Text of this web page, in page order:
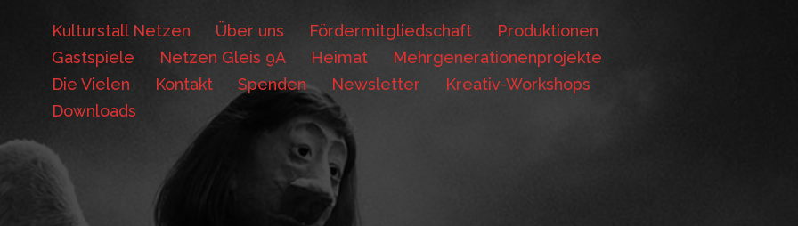
Kulturstall Netzen Über uns Fördermitgliedschaft
Produktionen
Gastspiele
Netzen Gleis 9A Heimat
Mehrgenerationenprojekte
Die Vielen
Kontakt Spenden Newsletter
Kreativ-Workshops
Downloads